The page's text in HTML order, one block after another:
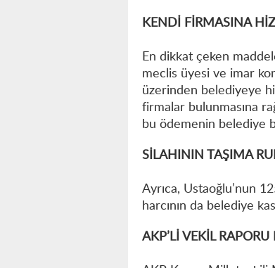
KENDİ FİRMASINA
En dikkat çeken
meclis üyesi ve imar
üzerinden belediyeye
firmalar bulunmasına
bu ödemenin belediye
SİLAHININ TAŞIMA
Ayrıca, Ustaoğlu’nun
harcının da belediye
AKP’Lİ VEKİL